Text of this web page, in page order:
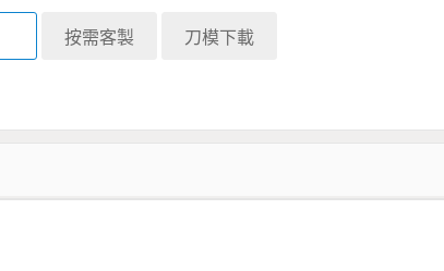
按需客製 刀模下載